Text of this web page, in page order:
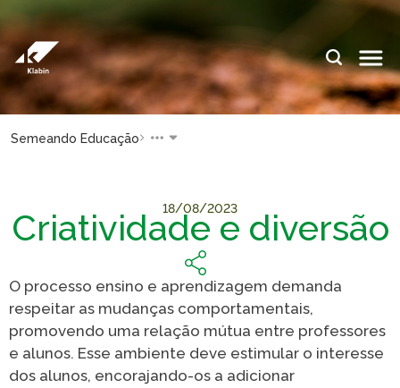
IDIOMAS:
PT EN ES
Relatório de
Sustentabilidade
Klabin
Todas Florestas
Importam
Painel ASG
Klabin
Inova
Semeando Educação
18/08/2023
Criatividade e diversão
O processo ensino e aprendizagem demanda
respeitar as mudanças comportamentais,
promovendo uma relação mútua entre professores
e alunos. Esse ambiente deve estimular o interesse
dos alunos, encorajando-os a adicionar